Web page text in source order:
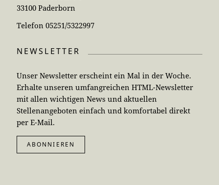
33100 Paderborn
Telefon 05251/5322997
NEWSLETTER
Unser Newsletter erscheint ein Mal in der Woche.
Erhalte unseren umfangreichen HTML-Newsletter
mit allen wichtigen News und aktuellen
Stellenangeboten einfach und komfortabel direkt
per E-Mail.
ABONNIEREN